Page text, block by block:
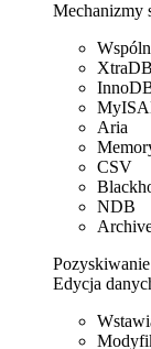
Mechanizmy
XtraDB
Aria
CSV
NDB
Edycja